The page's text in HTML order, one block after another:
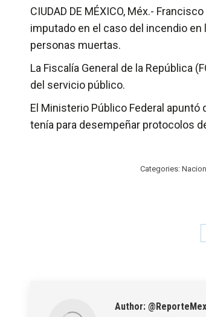
CIUDAD DE MÉXICO, Méx.-
imputado en el caso del incendio
personas muertas.
La Fiscalía General de la República
del servicio público.
El Ministerio Público Federal
tenía para desempeñar protocolos
Categories:
Author: